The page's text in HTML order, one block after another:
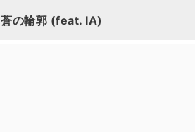
蒼の輪郭 (feat. IA)